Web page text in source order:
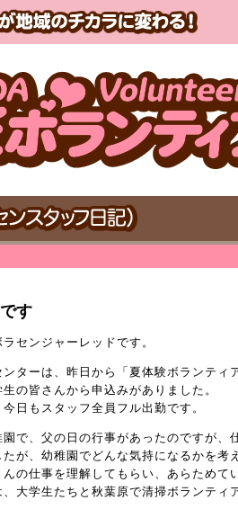
す
センジャーレッドです。
ターは、昨日から「夏体験ボランティ
の皆さんから申込みがありました。
日もスタッフ全員フル出勤です。
で、父の日の行事があったのですが、
が、幼稚園でどんな気持になるかを考
んの仕事を理解してもらい、あらため
、大学生たちと秋葉原で清掃ボランテ